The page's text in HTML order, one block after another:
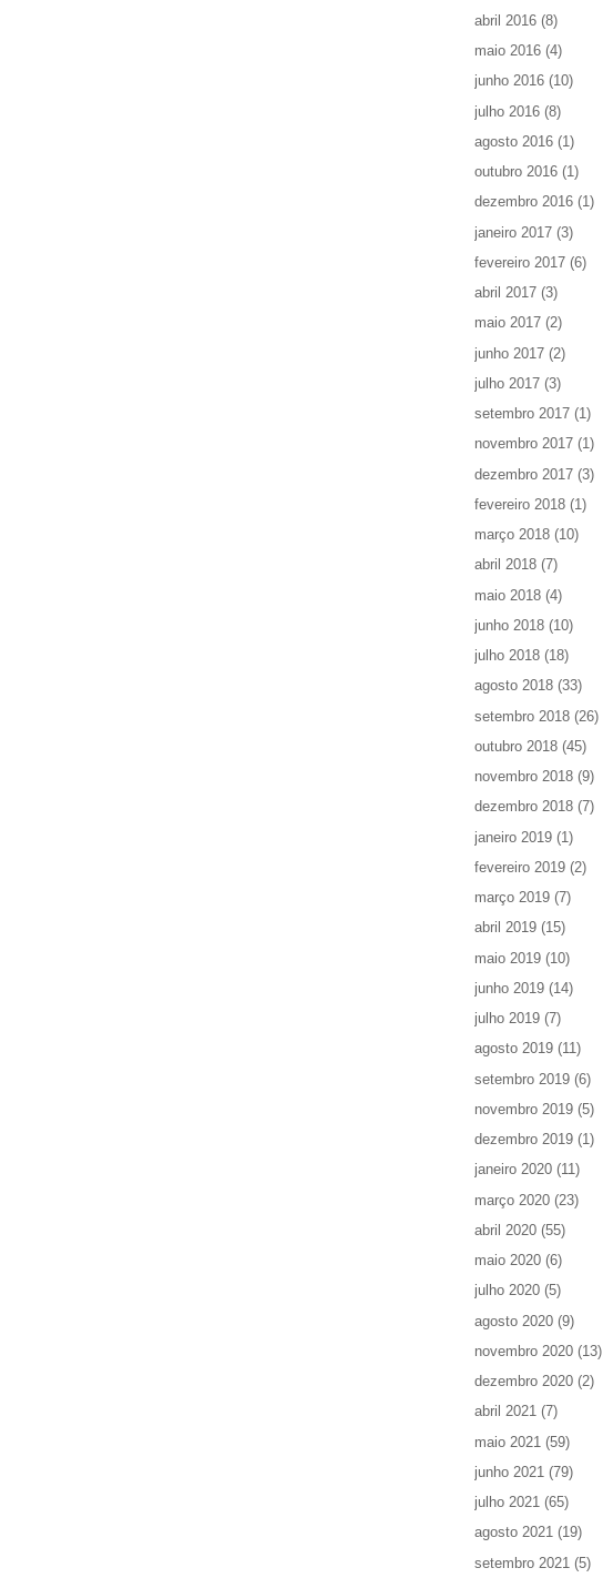
abril 2016 (8)
maio 2016 (4)
junho 2016 (10)
julho 2016 (8)
agosto 2016 (1)
outubro 2016 (1)
dezembro 2016 (1)
janeiro 2017 (3)
fevereiro 2017 (6)
abril 2017 (3)
maio 2017 (2)
junho 2017 (2)
julho 2017 (3)
setembro 2017 (1)
novembro 2017 (1)
dezembro 2017 (3)
fevereiro 2018 (1)
março 2018 (10)
abril 2018 (7)
maio 2018 (4)
junho 2018 (10)
julho 2018 (18)
agosto 2018 (33)
setembro 2018 (26)
outubro 2018 (45)
novembro 2018 (9)
dezembro 2018 (7)
janeiro 2019 (1)
fevereiro 2019 (2)
março 2019 (7)
abril 2019 (15)
maio 2019 (10)
junho 2019 (14)
julho 2019 (7)
agosto 2019 (11)
setembro 2019 (6)
novembro 2019 (5)
dezembro 2019 (1)
janeiro 2020 (11)
março 2020 (23)
abril 2020 (55)
maio 2020 (6)
julho 2020 (5)
agosto 2020 (9)
novembro 2020 (13)
dezembro 2020 (2)
abril 2021 (7)
maio 2021 (59)
junho 2021 (79)
julho 2021 (65)
agosto 2021 (19)
setembro 2021 (5)